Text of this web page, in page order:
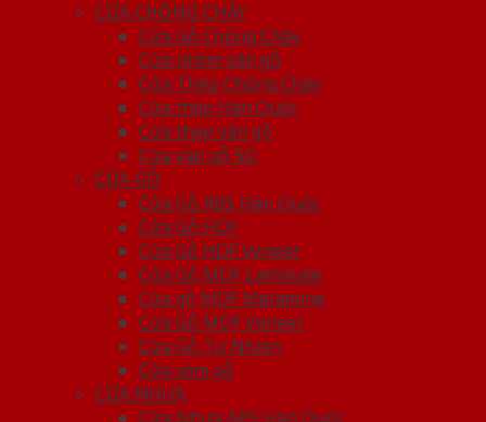
CỬA CHỐNG CHÁY
Cửa Gỗ Chống Cháy
Cửa nhôm vân gỗ
Cửa Thép Chống Cháy
Cửa thép Hàn Quốc
Cửa thép vân gỗ
Cửa vân gỗ 5D
CỬA GỖ
Cửa Gỗ ABS Hàn Quốc
Cửa Gỗ HDF
Cửa Gỗ HDF Veneer
Cửa Gỗ MDF Laminate
Cửa gỗ MDF Melamine
Cửa Gỗ MDF Veneer
Cửa Gỗ Tự Nhiên
Cửa vòm gỗ
CỬA NHỰA
Cửa Nhựa ABS Hàn Quốc